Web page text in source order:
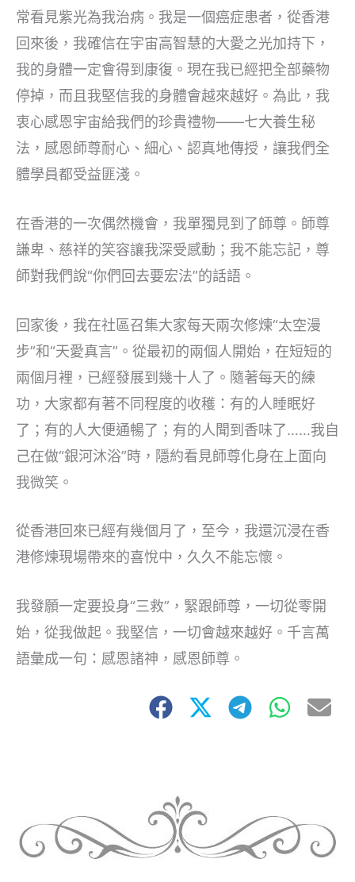
常看見紫光為我治病。我是一個癌症患者，從香港
回來後，我確信在宇宙高智慧的大愛之光加持下，
我的身體一定會得到康復。現在我已經把全部藥物
停掉，而且我堅信我的身體會越來越好。為此，我
衷心感恩宇宙給我們的珍貴禮物——七大養生秘
法，感恩師尊耐心、細心、認真地傳授，讓我們全
體學員都受益匪淺。
在香港的一次偶然機會，我單獨見到了師尊。師尊
謙卑、慈祥的笑容讓我深受感動；我不能忘記，尊
師對我們說“你們回去要宏法”的話語。
回家後，我在社區召集大家每天兩次修煉“太空漫
步”和“天愛真言”。從最初的兩個人開始，在短短的
兩個月裡，已經發展到幾十人了。隨著每天的練
功，大家都有著不同程度的收穫：有的人睡眠好
了；有的人大便通暢了；有的人聞到香味了……我自
己在做“銀河沐浴”時，隱約看見師尊化身在上面向
我微笑。
從香港回來已經有幾個月了，至今，我還沉浸在香
港修煉現場帶來的喜悅中，久久不能忘懷。
我發願一定要投身“三救”，緊跟師尊，一切從零開
始，從我做起。我堅信，一切會越來越好。千言萬
語彙成一句：感恩諸神，感恩師尊。